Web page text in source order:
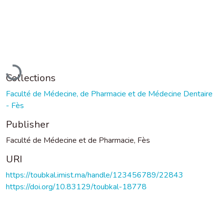
Collections
Faculté de Médecine, de Pharmacie et de Médecine Dentaire
- Fès
Publisher
Faculté de Médecine et de Pharmacie, Fès
URI
https://toubkal.imist.ma/handle/123456789/22843
https://doi.org/10.83129/toubkal-18778